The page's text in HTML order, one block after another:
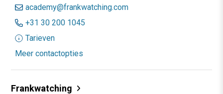
academy@frankwatching.com
+31 30 200 1045
Tarieven
Meer contactopties
Frankwatching